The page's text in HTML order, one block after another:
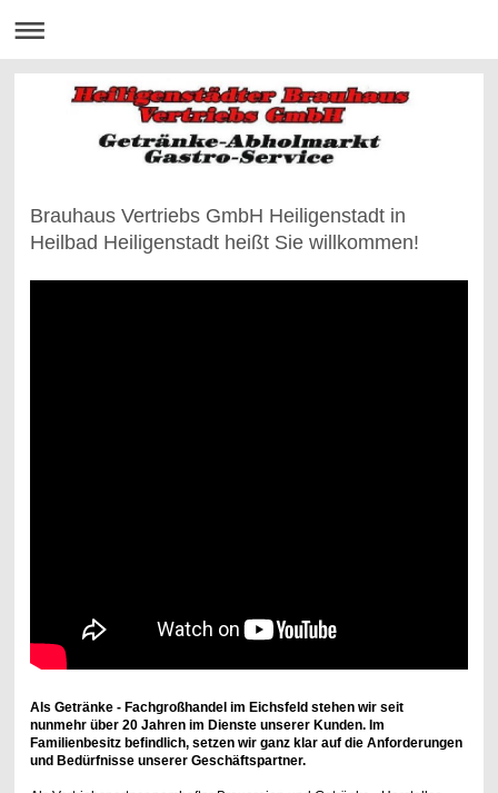
Brauhaus Vertriebs GmbH Heiligenstadt in
Heilbad Heiligenstadt heißt Sie willkommen!
Als Getränke - Fachgroßhandel im Eichsfeld stehen wir seit
nunmehr über 20 Jahren im Dienste unserer Kunden. Im
Familienbesitz befindlich, setzen wir ganz klar auf die Anforderungen
und Bedürfnisse unserer Geschäftspartner.